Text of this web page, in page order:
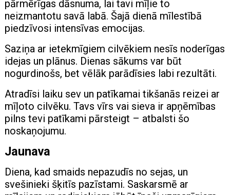
pārmērīgas dāsnuma, lai tavi mīļie to
neizmantotu savā labā. Šajā dienā mīlestībā
piedzīvosi intensīvas emocijas.
Saziņa ar ietekmīgiem cilvēkiem nesīs noderīgas
idejas un plānus. Dienas sākums var būt
nogurdinošs, bet vēlāk parādīsies labi rezultāti.
Atradīsi laiku sev un patīkamai tikšanās reizei ar
mīļoto cilvēku. Tavs vīrs vai sieva ir apņēmības
pilns tevi patīkami pārsteigt – atbalsti šo
noskaņojumu.
Jaunava
Diena, kad smaids nepazudīs no sejas, un
svešinieki šķitīs pazīstami. Saskarsmē ar